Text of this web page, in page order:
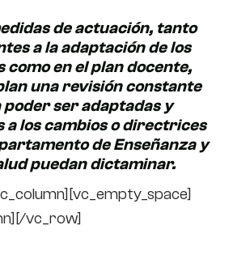
de actuación, tanto
a la adaptación de los
como en el plan docente,
una revisión constante
poder ser adaptadas y
a los cambios o directrices
de Enseñanza y
puedan dictaminar.
vc_row]